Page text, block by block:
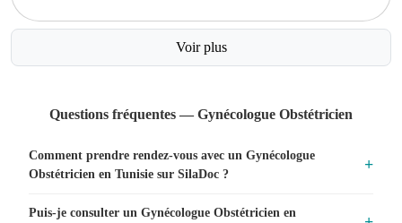
Voir plus
Questions fréquentes — Gynécologue Obstétricien
Comment prendre rendez-vous avec un Gynécologue
Obstétricien en Tunisie sur SilaDoc ?
Puis-je consulter un Gynécologue Obstétricien en